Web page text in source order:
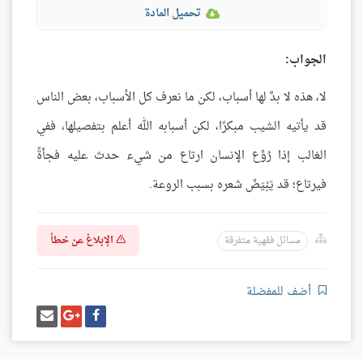
تحميل المادة
الجواب:
لا، هذه لا بدَّ لها أسباب، لكن ما نعرف كل الأسباب، بعض الناس
قد يأتيه الشيب مبكرًا، لكن أسبابه الله أعلم بتفصيلها، ففي
الغالب إذا رُوِّع الإنسان ارتاع من شيء حدث عليه فجأةً
فيرتاع؛ قد يَبْيَضّ شعره بسبب الروعة.
مسائل فقهية متفرقة الإبلاغ عن خطأ
أضف للمفضلة
شارك
على
فيسبوك
شارك
على
غوغل
بلس
إرسل
إيميل